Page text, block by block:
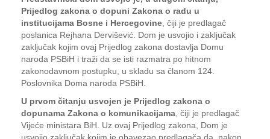
Prijedlog zakona o dopuni Zakona o radu u
institucijama Bosne i Hercegovine , čiji je predlagač
poslanica Rejhana Dervišević. Dom je usvojio i zaključak
zaključak kojim ovaj Prijedlog zakona dostavlja Domu
naroda PSBiH i traži da se isti razmatra po hitnom
zakonodavnom postupku, u skladu sa članom 124.
Poslovnika Doma naroda PSBiH.
U prvom čitanju usvojen je Prijedlog zakona o
dopunama Zakona o komunikacijama , čiji je predlagač
Vijeće ministara BiH. Uz ovaj Prijedlog zakona, Dom je